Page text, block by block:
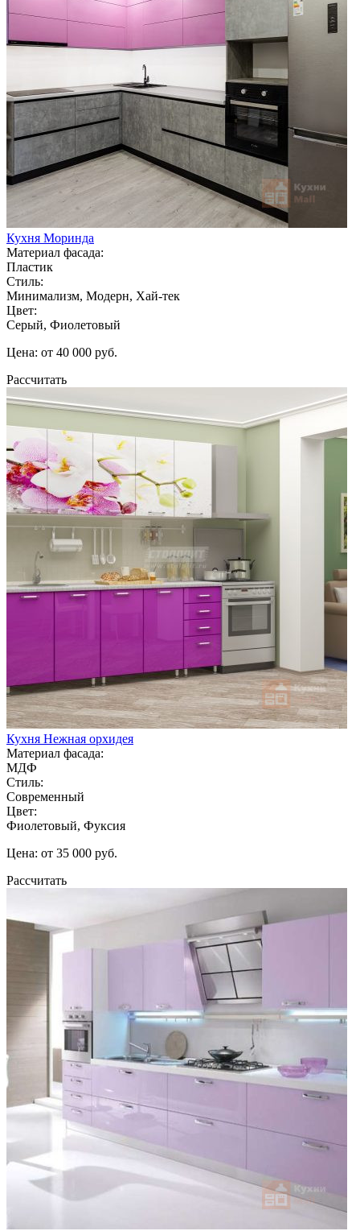
Кухня Моринда
Материал фасада:
Пластик
Стиль:
Минимализм, Модерн, Хай-тек
Цвет:
Серый, Фиолетовый
Цена: от 40 000 руб.
Рассчитать
Кухня Нежная орхидея
Материал фасада:
МДФ
Стиль:
Современный
Цвет:
Фиолетовый, Фуксия
Цена: от 35 000 руб.
Рассчитать